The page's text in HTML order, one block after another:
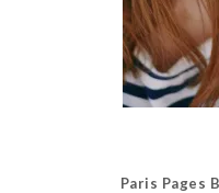
Paris Pages